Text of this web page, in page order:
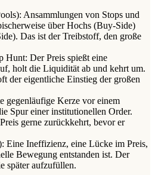
Ansammlungen von Stops und
über Hochs (Buy-Side)
Das ist der Treibstoff, den große
Hunt: Der Preis spießt eine
holt die Liquidität ab und kehrt um.
der eigentliche Einstieg der großen
gegenläufige Kerze vor einem
Spur einer institutionellen Order.
gerne zurückkehrt, bevor er
Eine Ineffizienz, eine Lücke im Preis,
Bewegung entstanden ist. Der
später aufzufüllen.